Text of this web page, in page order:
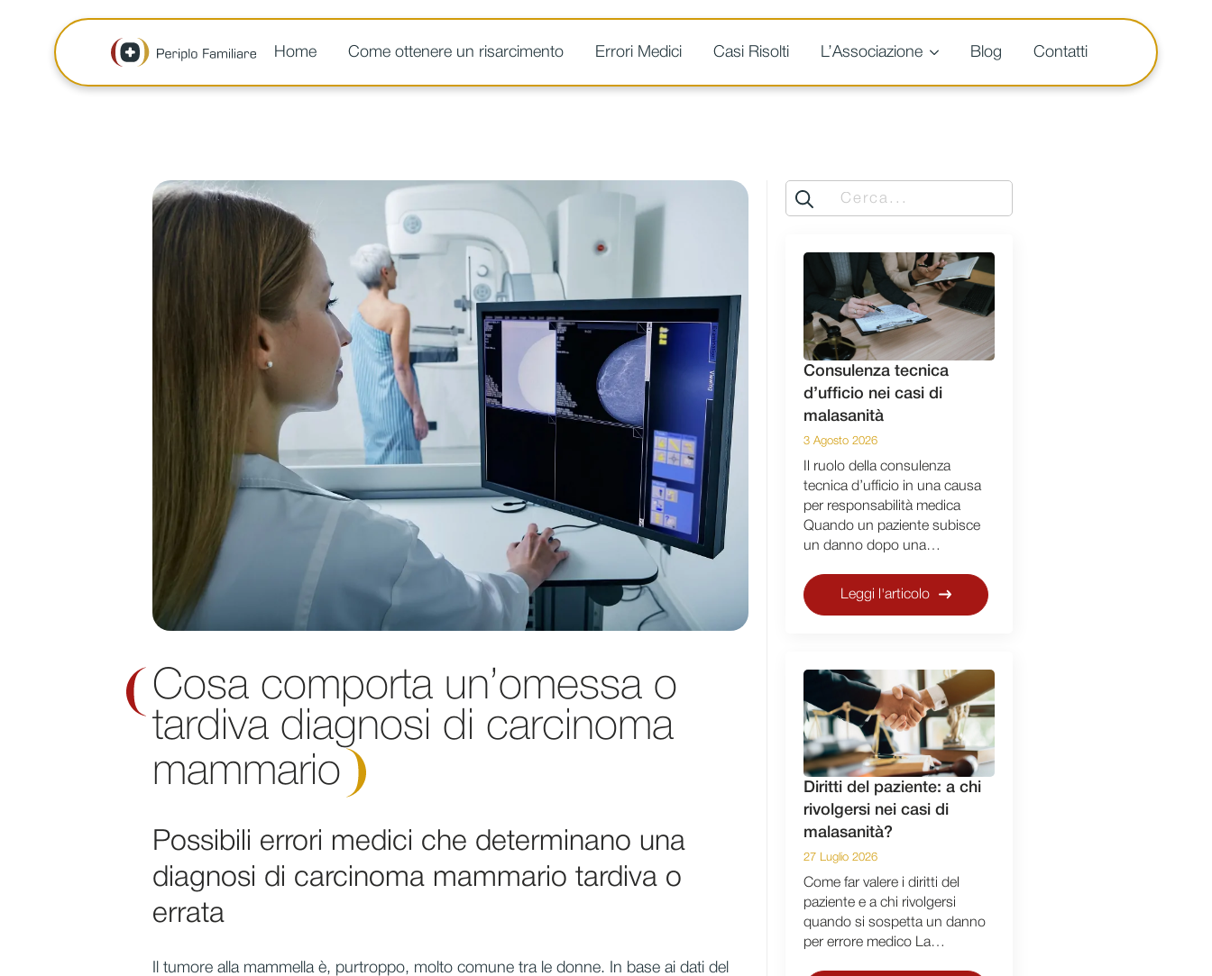
Home Come ottenere un risarcimento Errori Medici Casi Risolti L’Associazione Blog Contatti
Cosa comporta un’omessa o
tardiva diagnosi di carcinoma
mammario
Possibili errori medici che determinano una
diagnosi di carcinoma mammario tardiva o
errata
Il tumore alla mammella è, purtroppo, molto comune tra le donne. In base ai dati del
Search
for:
Consulenza tecnica
d’ufficio nei casi di
malasanità
3 Agosto 2026
Il ruolo della consulenza
tecnica d’ufficio in una causa
per responsabilità medica
Quando un paziente subisce
un danno dopo una…
Leggi l'articolo
Diritti del paziente: a chi
rivolgersi nei casi di
malasanità?
27 Luglio 2026
Come far valere i diritti del
paziente e a chi rivolgersi
quando si sospetta un danno
per errore medico La…